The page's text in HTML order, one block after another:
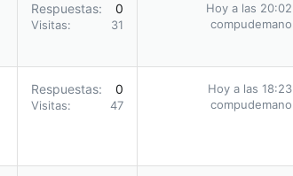
Respuestas 0
Visitas 31
Hoy a las 20:02
compudemano
Respuestas 0
Visitas 47
Hoy a las 18:23
compudemano